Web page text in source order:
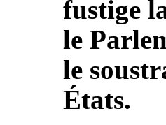
fustige
le
le
États.